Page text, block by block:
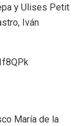
y Ulises Petit
Iván
María de la